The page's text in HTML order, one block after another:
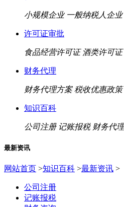
小规模企业 一般纳税人企业
许可证审批
食品经营许可证 酒类许可证
财务代理
财务代理方案 税收优惠政策
知识百科
公司注册 记账报税 财务代理
最新资讯
网站首页 >知识百科 >最新资讯 >
公司注册
记账报税